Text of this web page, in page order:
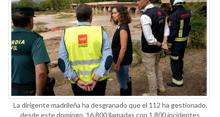
La dirigente madrileña ha desgranado que el 112 ha gestionado,
desde este domingo, 16.800 llamadas con 1.800 incidentes